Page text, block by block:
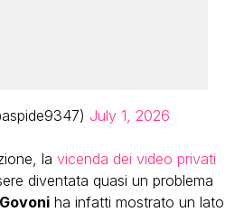
July 1, 2026
la vicenda dei video privati
diventata quasi un problema
ha infatti mostrato un lato